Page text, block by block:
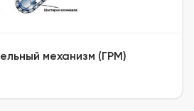
механизм (ГРМ)